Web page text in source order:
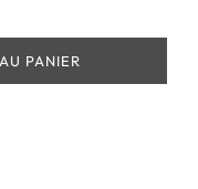
PANIER